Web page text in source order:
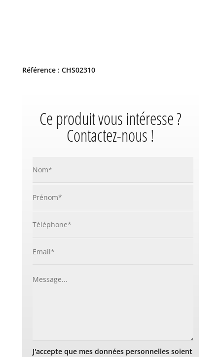
Référence : CHS02310
Ce produit vous intéresse ?
Contactez-nous !
J'accepte que mes données personnelles soient